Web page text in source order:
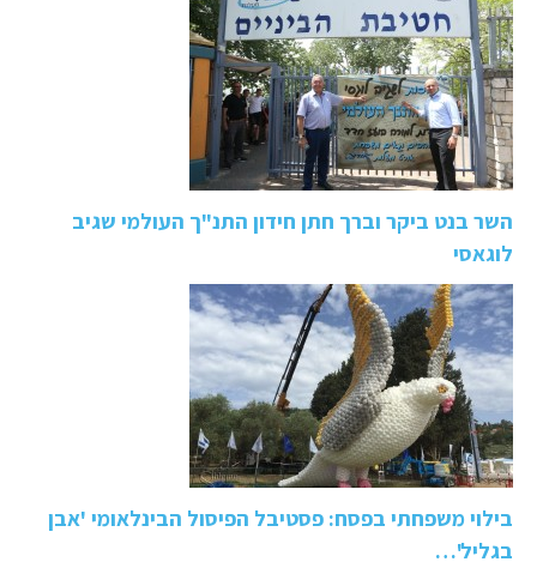
השר בנט ביקר וברך חתן חידון התנ"ך העולמי שגיב
לוגאסי
בילוי משפחתי בפסח: פסטיבל הפיסול הבינלאומי 'אבן
בגליל'…